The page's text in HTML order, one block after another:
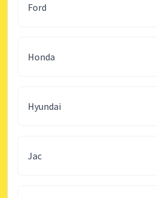
Ford
Honda
Hyundai
Jac